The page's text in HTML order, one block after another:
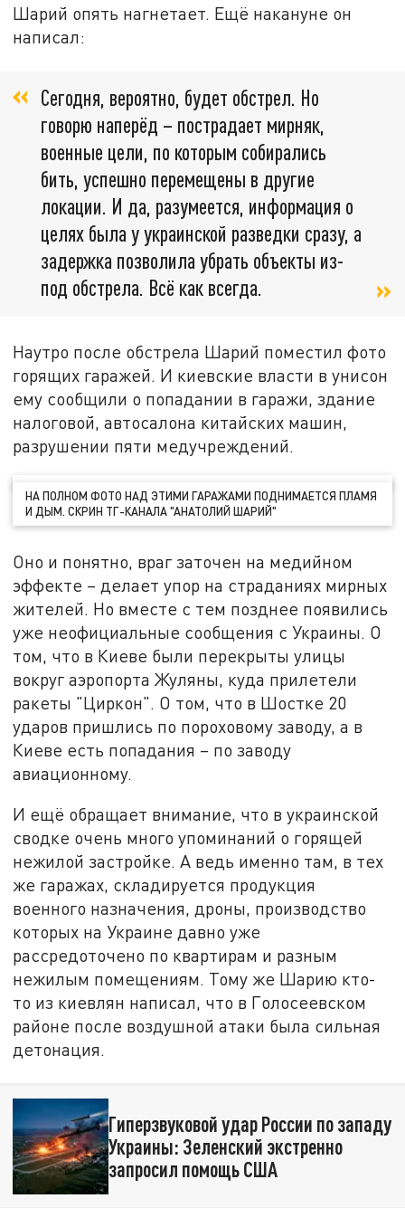
Шарий опять нагнетает. Ещё накануне он
написал:
Сегодня, вероятно, будет обстрел. Но
говорю наперёд – пострадает мирняк,
военные цели, по которым собирались
бить, успешно перемещены в другие
локации. И да, разумеется, информация о
целях была у украинской разведки сразу, а
задержка позволила убрать объекты из-
под обстрела. Всё как всегда.
Наутро после обстрела Шарий поместил фото
горящих гаражей. И киевские власти в унисон
ему сообщили о попадании в гаражи, здание
налоговой, автосалона китайских машин,
разрушении пяти медучреждений.
НА ПОЛНОМ ФОТО НАД ЭТИМИ ГАРАЖАМИ ПОДНИМАЕТСЯ ПЛАМЯ
И ДЫМ. СКРИН ТГ-КАНАЛА "АНАТОЛИЙ ШАРИЙ"
Оно и понятно, враг заточен на медийном
эффекте – делает упор на страданиях мирных
жителей. Но вместе с тем позднее появились
уже неофициальные сообщения с Украины. О
том, что в Киеве были перекрыты улицы
вокруг аэропорта Жуляны, куда прилетели
ракеты "Циркон". О том, что в Шостке 20
ударов пришлись по пороховому заводу, а в
Киеве есть попадания – по заводу
авиационному.
И ещё обращает внимание, что в украинской
сводке очень много упоминаний о горящей
нежилой застройке. А ведь именно там, в тех
же гаражах, складируется продукция
военного назначения, дроны, производство
которых на Украине давно уже
рассредоточено по квартирам и разным
нежилым помещениям. Тому же Шарию кто-
то из киевлян написал, что в Голосеевском
районе после воздушной атаки была сильная
детонация.
Гиперзвуковой удар России по западу
Украины: Зеленский экстренно
запросил помощь США